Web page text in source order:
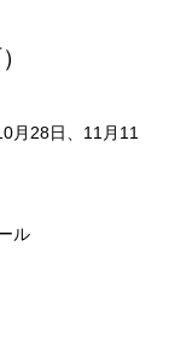
月28日、11月11
ル